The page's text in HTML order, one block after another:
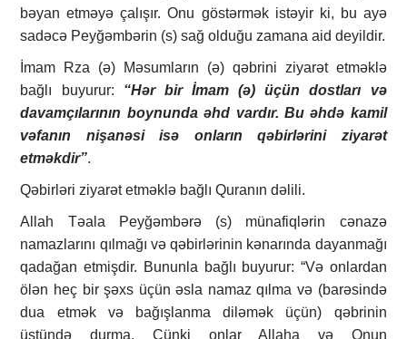
bəyan etməyə çalışır. Onu göstərmək istəyir ki, bu ayə
sadəcə Peyğəmbərin (s) sağ olduğu zamana aid deyildir.
İmam Rza (ə) Məsumların (ə) qəbrini ziyarət etməklə
bağlı buyurur: “Hər bir İmam (ə) üçün dostları və
davamçılarının boynunda əhd vardır. Bu əhdə kamil
vəfanın nişanəsi isə onların qəbirlərini ziyarət
etməkdir”.
Qəbirləri ziyarət etməklə bağlı Quranın dəlili.
Allah Təala Peyğəmbərə (s) münafiqlərin cənazə
namazlarını qılmağı və qəbirlərinin kənarında dayanmağı
qadağan etmişdir. Bununla bağlı buyurur: “Və onlardan
ölən heç bir şəxs üçün əsla namaz qılma və (barəsində
dua etmək və bağışlanma diləmək üçün) qəbrinin
üstündə durma. Çünki onlar Allaha və Onun